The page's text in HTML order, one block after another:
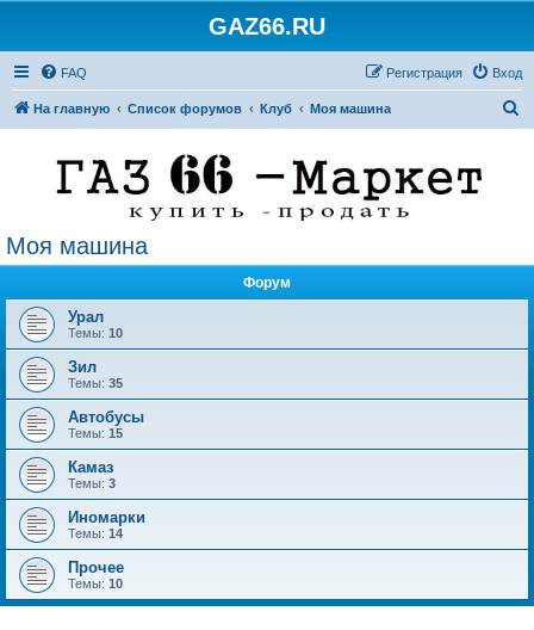
GAZ66.RU
FAQ Вход
Регистрация
На главную Список форумов Клуб Моя машина
Моя машина
Форум
Урал
Темы: 10
Зил
Темы: 35
Автобусы
Темы: 15
Камаз
Темы: 3
Иномарки
Темы: 14
Прочее
Темы: 10